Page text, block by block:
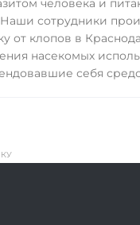
человека и
сотрудники
от клопов в
насекомых
себя